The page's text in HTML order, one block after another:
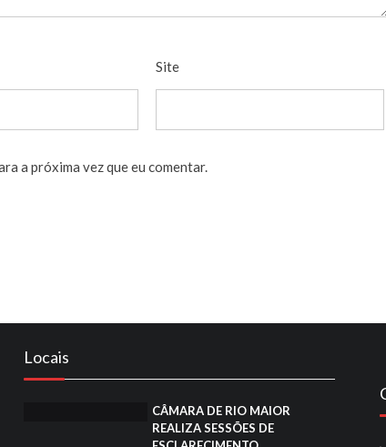
Site
a próxima vez que eu comentar.
Locais
CÂMARA DE RIO MAIOR
REALIZA SESSÕES DE